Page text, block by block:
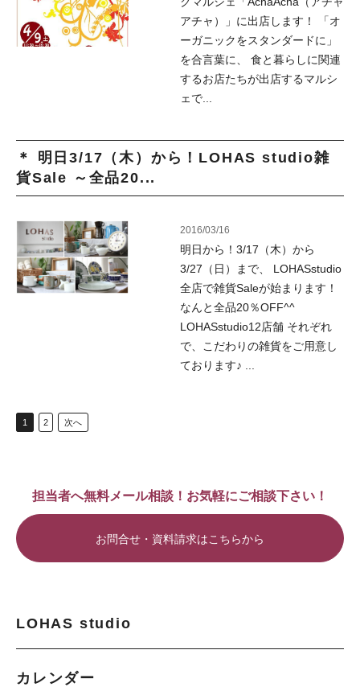
アチャ）」に出店します！ 「オ
ーガニックをスタンダードに」
を合言葉に、 食と暮らしに関連
するお店たちが出店するマルシ
ェで...
＊ 明日3/17（木）から！LOHAS studio雑
貨Sale ～全品20...
2016/03/16
明日から！3/17（木）から
3/27（日）まで、 LOHASstudio
全店で雑貨Saleが始まります！
なんと全品20％OFF^^
LOHASstudio12店舗 それぞれ
で、こだわりの雑貨をご用意し
ております♪ ...
1 2 次へ
担当者へ無料メール相談！お気軽にご相談下さい！
お問合せ・資料請求はこちらから
LOHAS studio
カレンダー